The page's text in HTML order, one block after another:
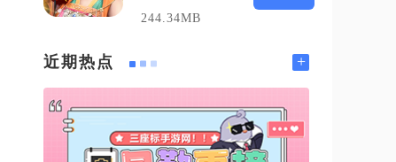
244.34MB
近期热点 +